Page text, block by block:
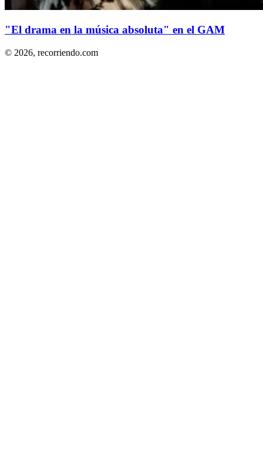
"El drama en la música absoluta" en el GAM
© 2026, recorriendo.com